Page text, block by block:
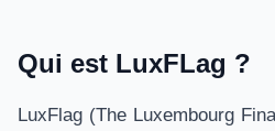
Qui est LuxFLag ?
LuxFlag (The Luxembourg